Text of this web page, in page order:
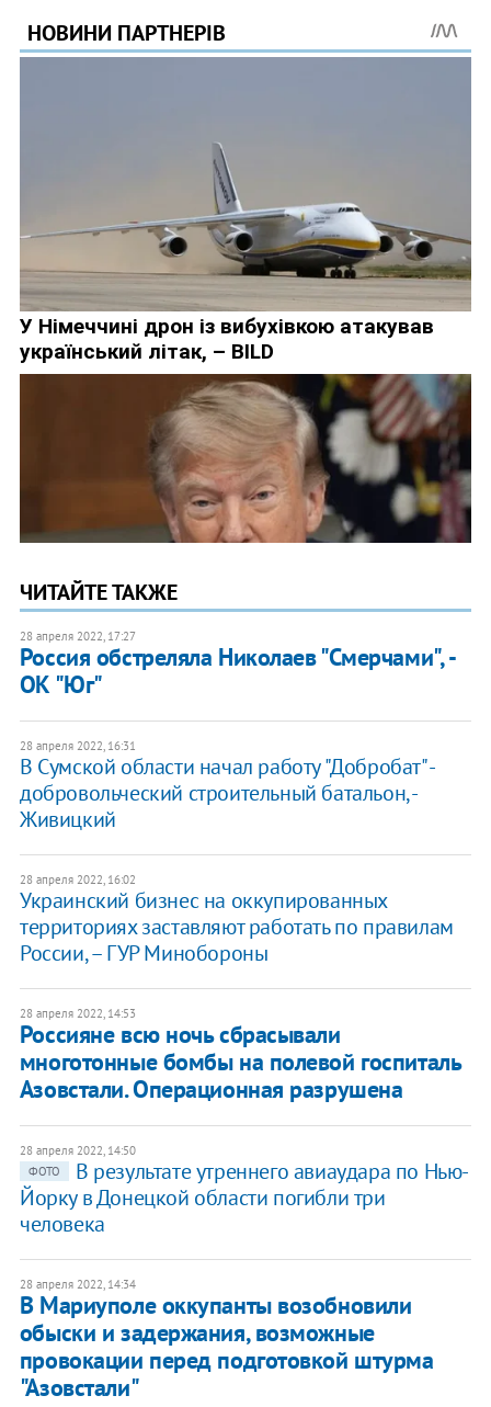
ЧИТАЙТЕ ТАКЖЕ
28 апреля 2022, 17:27
Россия обстреляла Николаев "Смерчами", -
ОК "Юг"
28 апреля 2022, 16:31
В Сумской области начал работу "Добробат" -
добровольческий строительный батальон, -
Живицкий
28 апреля 2022, 16:02
Украинский бизнес на оккупированных
территориях заставляют работать по правилам
России, – ГУР Минобороны
28 апреля 2022, 14:53
Россияне всю ночь сбрасывали
многотонные бомбы на полевой госпиталь
Азовстали. Операционная разрушена
28 апреля 2022, 14:50
ФОТО
В результате утреннего авиаудара по Нью-
Йорку в Донецкой области погибли три
человека
28 апреля 2022, 14:34
В Мариуполе оккупанты возобновили
обыски и задержания, возможные
провокации перед подготовкой штурма
"Азовстали"